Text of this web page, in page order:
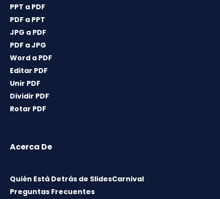
PPT a PDF
PDF a PPT
JPG a PDF
PDF a JPG
Word a PDF
Editar PDF
Unir PDF
Dividir PDF
Rotar PDF
Acerca De
Quién Está Detrás de SlidesCarnival
Preguntas Frecuentes